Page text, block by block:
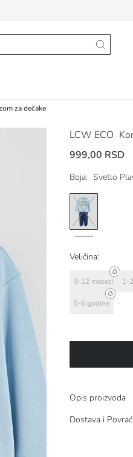
za dečake
LCW ECO
999,00 RSD
Boja: Svetlo
Veličina:
9-12 meseci 1-
5-6 godine
Opis proizvoda
Dostava i